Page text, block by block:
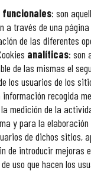
: son
a través de una
de las diferentes
analíticas: son
de las mismas el
los usuarios de los
recogida
medición de la
y para la elaboración
de dichos sitios,
de introducir mejoras
uso que hacen los